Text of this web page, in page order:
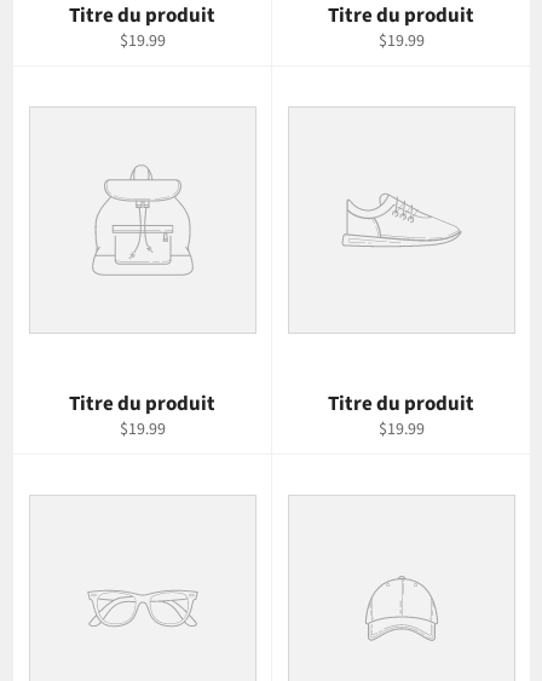
Titre du produit
$19.99
Titre du produit
$19.99
Titre du produit
$19.99
Titre du produit
$19.99